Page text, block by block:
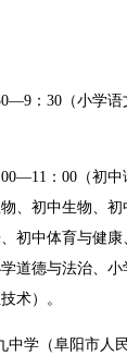
：30（小学
：00（初
、初中生物、
初中体育与健
道德与法治、
术）。
学（阜阳市人